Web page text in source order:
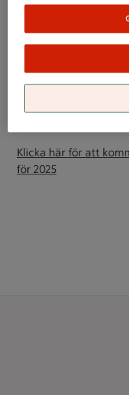
engagemang från
att identifiera och
som skapar en
Genom att dela
andra inspirerar vi
Klicka här för att
för 2025